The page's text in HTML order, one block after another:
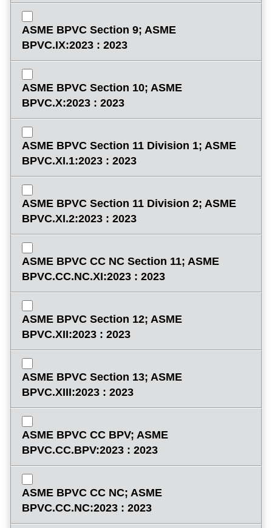
ASME BPVC Section 9; ASME
BPVC.IX:2023 : 2023
ASME BPVC Section 10; ASME
BPVC.X:2023 : 2023
ASME BPVC Section 11 Division 1; ASME
BPVC.XI.1:2023 : 2023
ASME BPVC Section 11 Division 2; ASME
BPVC.XI.2:2023 : 2023
ASME BPVC CC NC Section 11; ASME
BPVC.CC.NC.XI:2023 : 2023
ASME BPVC Section 12; ASME
BPVC.XII:2023 : 2023
ASME BPVC Section 13; ASME
BPVC.XIII:2023 : 2023
ASME BPVC CC BPV; ASME
BPVC.CC.BPV:2023 : 2023
ASME BPVC CC NC; ASME
BPVC.CC.NC:2023 : 2023